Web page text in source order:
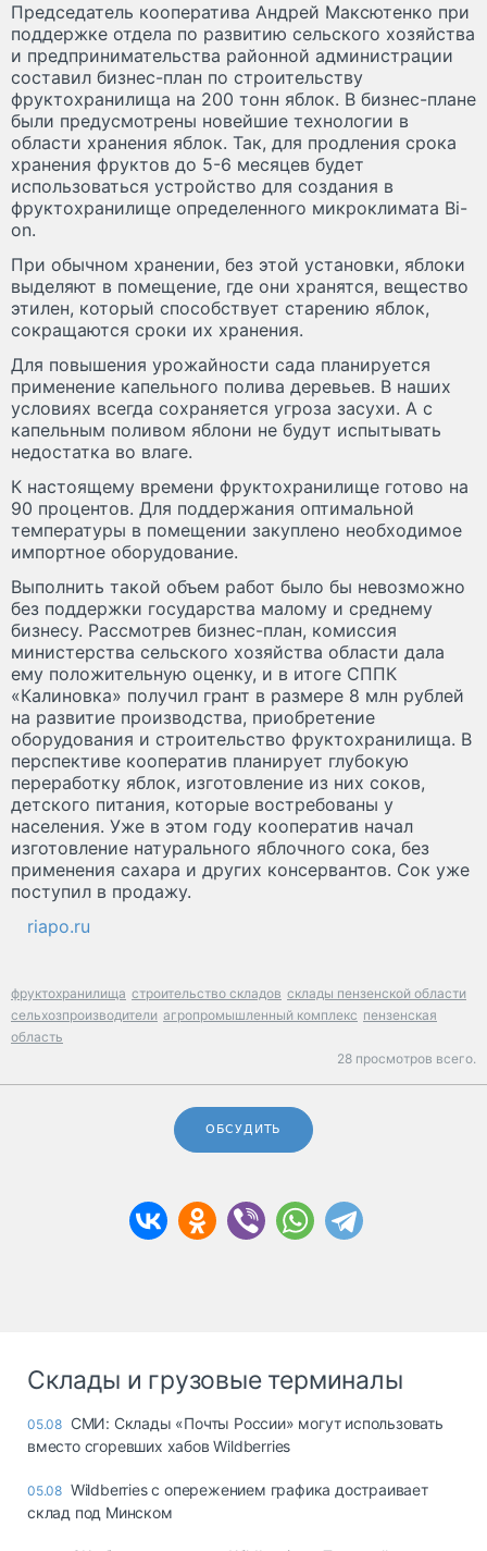
Председатель кооператива Андрей Максютенко при
поддержке отдела по развитию сельского хозяйства
и предпринимательства районной администрации
составил бизнес-план по строительству
фруктохранилища на 200 тонн яблок. В бизнес-плане
были предусмотрены новейшие технологии в
области хранения яблок. Так, для продления срока
хранения фруктов до 5-6 месяцев будет
использоваться устройство для создания в
фруктохранилище определенного микроклимата Bi-
on.
При обычном хранении, без этой установки, яблоки
выделяют в помещение, где они хранятся, вещество
этилен, который способствует старению яблок,
сокращаются сроки их хранения.
Для повышения урожайности сада планируется
применение капельного полива деревьев. В наших
условиях всегда сохраняется угроза засухи. А с
капельным поливом яблони не будут испытывать
недостатка во влаге.
К настоящему времени фруктохранилище готово на
90 процентов. Для поддержания оптимальной
температуры в помещении закуплено необходимое
импортное оборудование.
Выполнить такой объем работ было бы невозможно
без поддержки государства малому и среднему
бизнесу. Рассмотрев бизнес-план, комиссия
министерства сельского хозяйства области дала
ему положительную оценку, и в итоге СППК
«Калиновка» получил грант в размере 8 млн рублей
на развитие производства, приобретение
оборудования и строительство фруктохранилища. В
перспективе кооператив планирует глубокую
переработку яблок, изготовление из них соков,
детского питания, которые востребованы у
населения. Уже в этом году кооператив начал
изготовление натурального яблочного сока, без
применения сахара и других консервантов. Сок уже
поступил в продажу.
riapo.ru
фруктохранилища строительство складов склады пензенской области
сельхозпроизводители агропромышленный комплекс пензенская
область
28 просмотров всего.
ОБСУДИТЬ
Склады и грузовые терминалы
05.08 СМИ: Склады «Почты России» могут использовать
вместо сгоревших хабов Wildberries
05.08 Wildberries с опережением графика достраивает
склад под Минском